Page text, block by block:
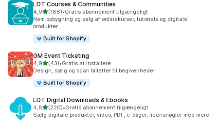
LDT Courses & Communities
4,9ud af 5 stjerner
(186)
186 anmeldelser i alt
•Gratis abonnement tilgængeligt
Nem opbygning og salg af onlinekurser, tutorials og digitale
produkter
Built for Shopify
GM Event Ticketing
4,9ud af 5 stjerner
(43)
43 anmeldelser i alt
•Gratis at installere
Design, sælg og scan billetter til begivenheder
Built for Shopify
LDT Digital Downloads & Ebooks
4,8ud af 5 stjerner
(220)
220 anmeldelser i alt
•Gratis abonnement tilgængeligt
Sælg digitale produkter, video, PDF, e-bøger, licensnøgler med mere